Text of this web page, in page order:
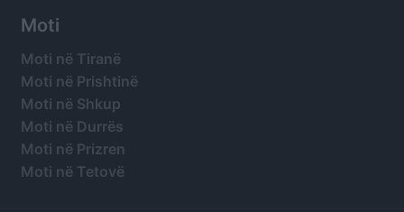
Moti
Moti në Tiranë
Moti në Prishtinë
Moti në Shkup
Moti në Durrës
Moti në Prizren
Moti në Tetovë